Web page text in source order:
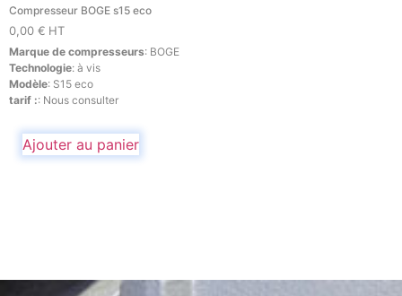
Compresseur BOGE s15 eco
0,00 € HT
Marque de compresseurs: BOGE
Technologie: à vis
Modèle: S15 eco
tarif :: Nous consulter
Ajouter au panier